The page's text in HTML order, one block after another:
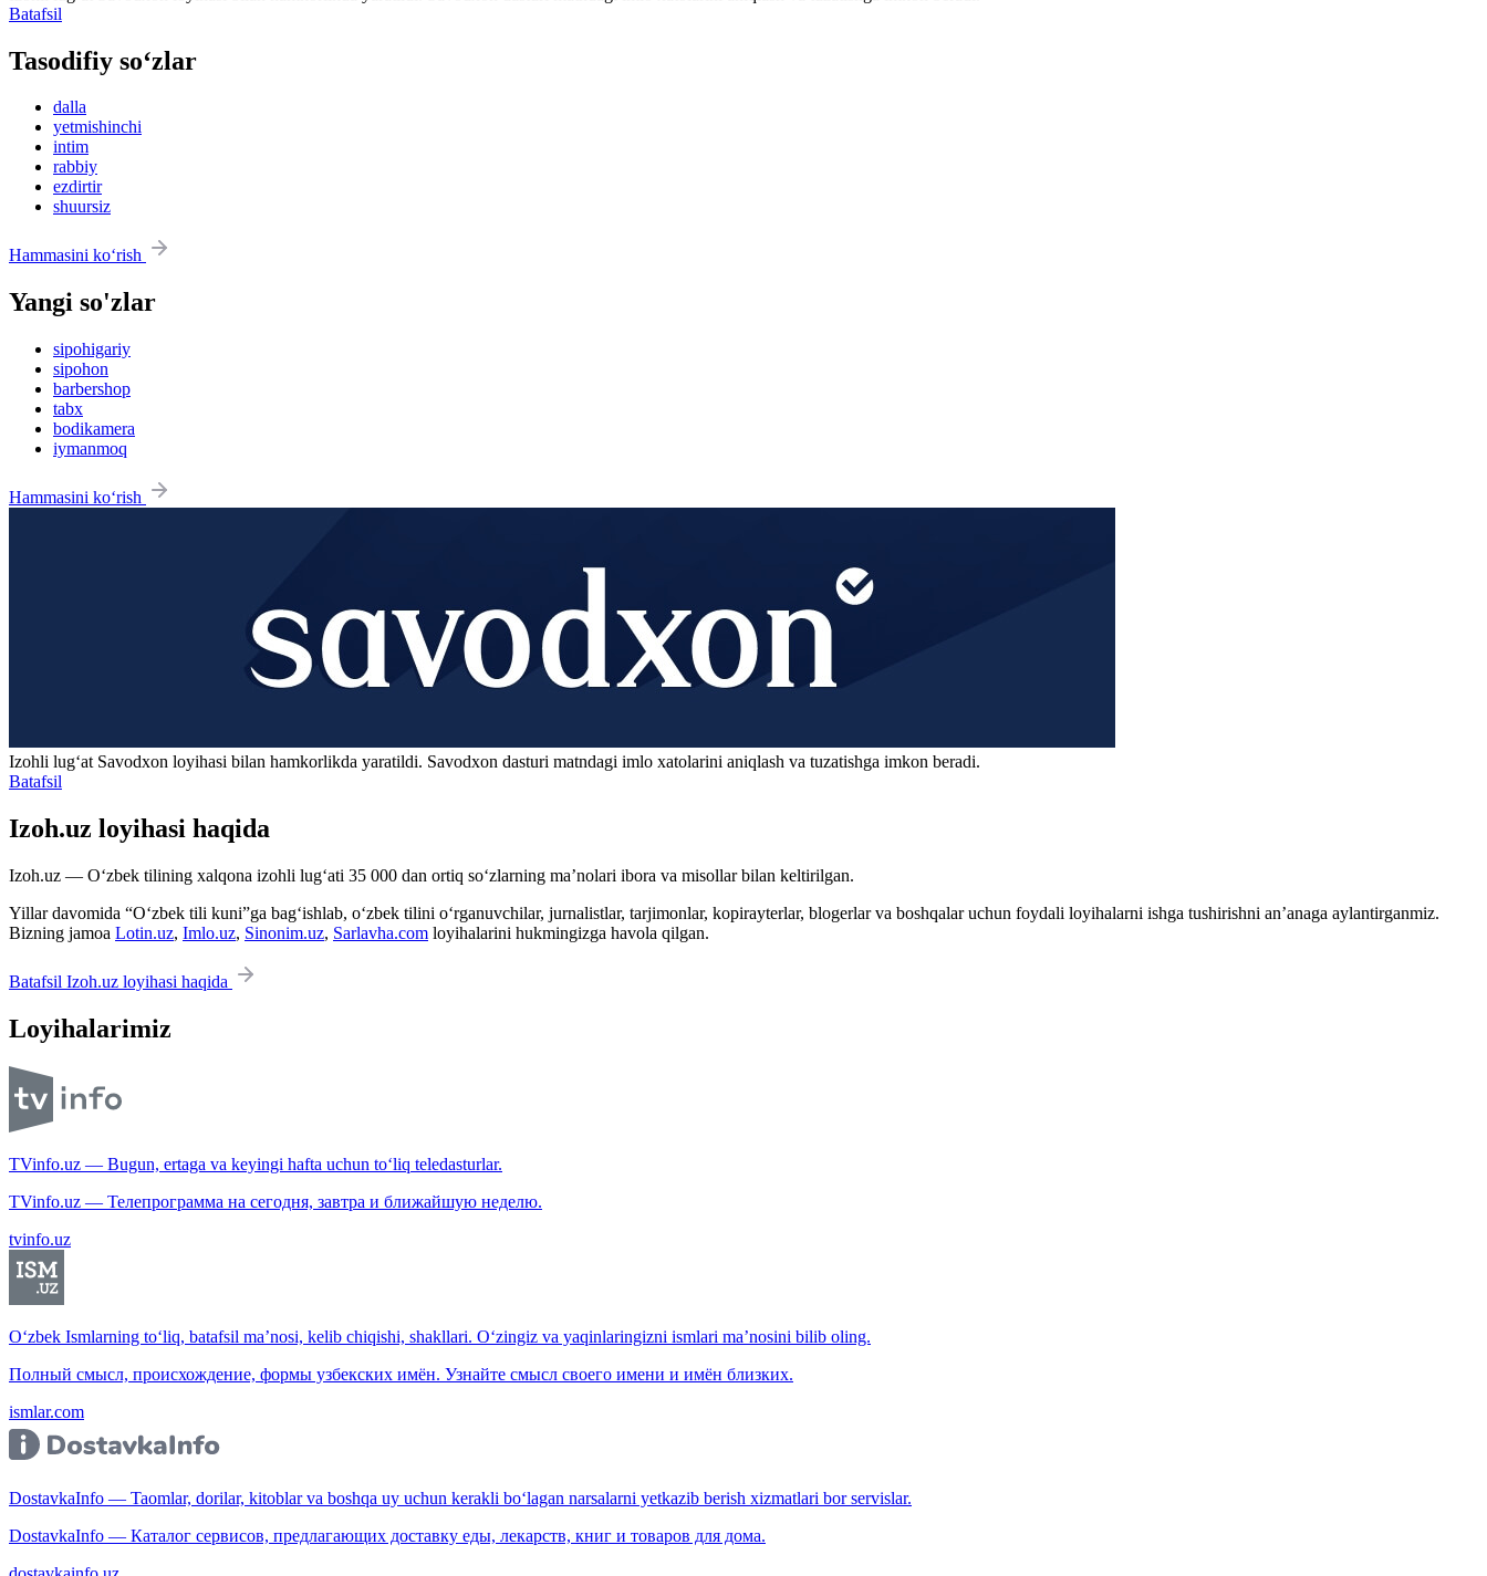
Batafsil
Tasodifiy so‘zlar
dalla
yetmishinchi
intim
rabbiy
ezdirtir
shuursiz
Hammasini ko‘rish
Yangi so'zlar
sipohigariy
sipohon
barbershop
tabx
bodikamera
iymanmoq
Hammasini ko‘rish
Izohli lugʻat Savodxon loyihasi bilan hamkorlikda yaratildi. Savodxon dasturi matndagi imlo xatolarini aniqlash va tuzatishga imkon beradi.
Batafsil
Izoh.uz loyihasi haqida
Izoh.uz — O‘zbek tilining xalqona izohli lug‘ati 35 000 dan ortiq so‘zlarning ma’nolari ibora va misollar bilan keltirilgan.
Yillar davomida “O‘zbek tili kuni”ga bag‘ishlab, o‘zbek tilini o‘rganuvchilar, jurnalistlar, tarjimonlar, kopirayterlar, blogerlar va boshqalar uchun foydali loyihalarni ishga tushirishni an’anaga aylantirganmiz.
Bizning jamoa Lotin.uz, Imlo.uz, Sinonim.uz, Sarlavha.com loyihalarini hukmingizga havola qilgan.
Batafsil Izoh.uz loyihasi haqida
Loyihalarimiz
TVinfo.uz — Bugun, ertaga va keyingi hafta uchun to‘liq teledasturlar.
TVinfo.uz — Телепрограмма на сегодня, завтра и ближайшую неделю.
tvinfo.uz
O‘zbek Ismlarning to‘liq, batafsil ma’nosi, kelib chiqishi, shakllari. O‘zingiz va yaqinlaringizni ismlari ma’nosini bilib oling.
Полный смысл, происхождение, формы узбекских имён. Узнайте смысл своего имени и имён близких.
ismlar.com
DostavkaInfo — Taomlar, dorilar, kitoblar va boshqa uy uchun kerakli bo‘lagan narsalarni yetkazib berish xizmatlari bor servislar.
DostavkaInfo — Каталог сервисов, предлагающих доставку еды, лекарств, книг и товаров для дома.